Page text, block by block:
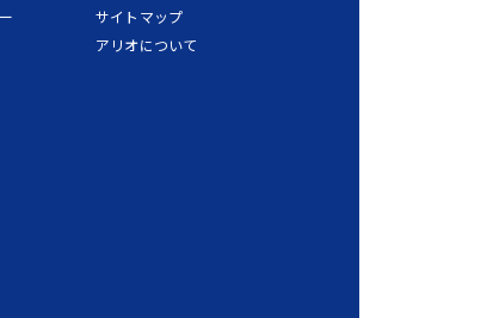
サイトマップ
アリオについて